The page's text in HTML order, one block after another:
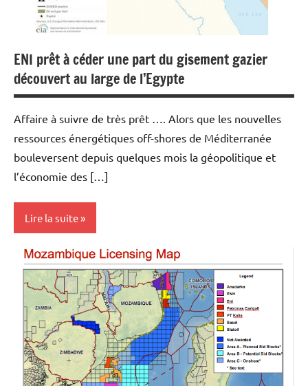
ENI prêt à céder une part du gisement gazier
découvert au large de l’Egypte
Affaire à suivre de très prêt …. Alors que les nouvelles
ressources énergétiques off-shores de Méditerranée
bouleversent depuis quelques mois la géopolitique et
l’économie des […]
Lire la suite
Actualités
Economie
Energies
Matières
premières